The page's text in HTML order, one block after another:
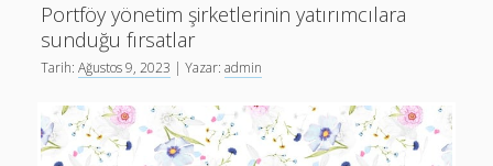
yatırım
yapabilir
miyiz?
Portföy yönetim şirketlerinin yatırımcılara
sunduğu fırsatlar
Tarih:Ağustos 9, 2023 | Yazar:admin